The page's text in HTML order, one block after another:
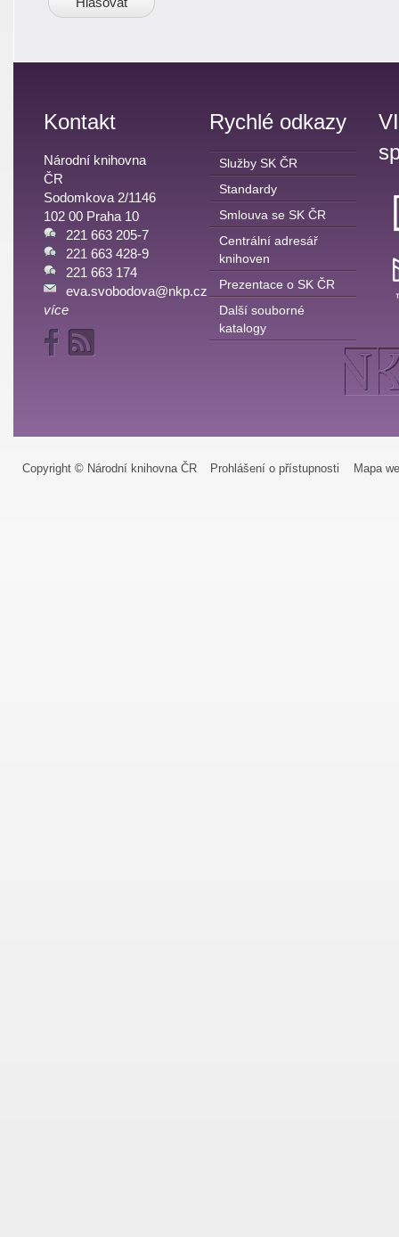
Kontakt
Národní knihovna
ČR
Sodomkova 2/1146
102 00 Praha 10
221 663 205-7
221 663 428-9
221 663 174
eva.svobodova@nkp.cz
více
Rychlé odkazy
Služby SK ČR
Standardy
Smlouva se SK ČR
Centrální adresář
knihoven
Prezentace o SK ČR
Další souborné
katalogy
Copyright © Národní knihovna ČR Prohlášení o přístupnosti Mapa